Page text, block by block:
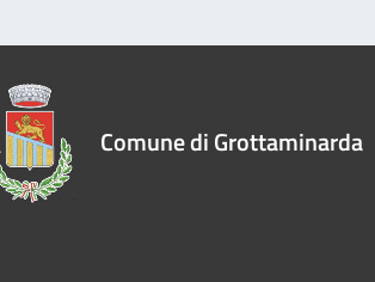
Comune di Grottaminarda